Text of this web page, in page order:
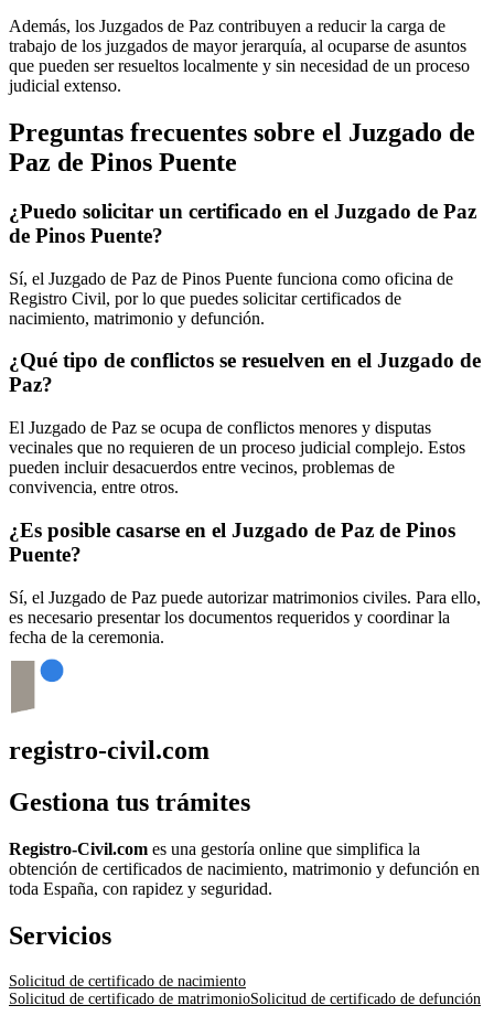
Además, los Juzgados de Paz contribuyen a reducir la carga de
trabajo de los juzgados de mayor jerarquía, al ocuparse de asuntos
que pueden ser resueltos localmente y sin necesidad de un proceso
judicial extenso.
Preguntas frecuentes sobre el Juzgado de
Paz de Pinos Puente
¿Puedo solicitar un certificado en el Juzgado de Paz
de Pinos Puente?
Sí, el Juzgado de Paz de Pinos Puente funciona como oficina de
Registro Civil, por lo que puedes solicitar certificados de
nacimiento, matrimonio y defunción.
¿Qué tipo de conflictos se resuelven en el Juzgado de
Paz?
El Juzgado de Paz se ocupa de conflictos menores y disputas
vecinales que no requieren de un proceso judicial complejo. Estos
pueden incluir desacuerdos entre vecinos, problemas de
convivencia, entre otros.
¿Es posible casarse en el Juzgado de Paz de Pinos
Puente?
Sí, el Juzgado de Paz puede autorizar matrimonios civiles. Para ello,
es necesario presentar los documentos requeridos y coordinar la
fecha de la ceremonia.
registro-civil.com
Gestiona tus trámites
Registro-Civil.com es una gestoría online que simplifica la
obtención de certificados de nacimiento, matrimonio y defunción en
toda España, con rapidez y seguridad.
Servicios
Solicitud de certificado de nacimiento
Solicitud de certificado de matrimonioSolicitud de certificado de defunción